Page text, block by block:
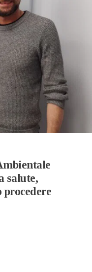
salute,
procedere